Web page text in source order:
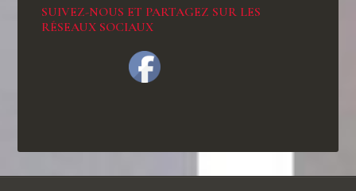
SUIVEZ-NOUS ET PARTAGEZ SUR LES
RÉSEAUX SOCIAUX